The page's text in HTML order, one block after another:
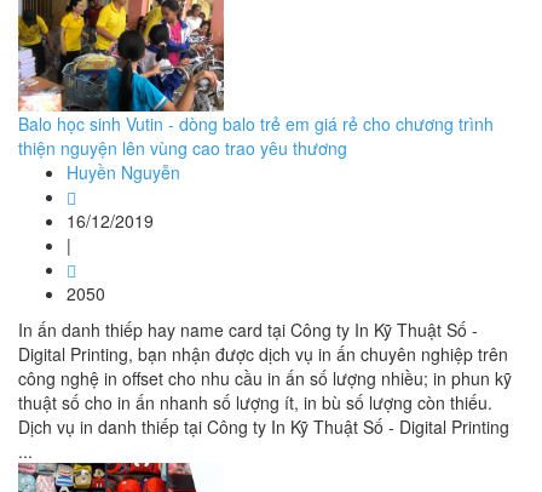
Balo học sinh Vutin - dòng balo trẻ em giá rẻ cho chương trình
thiện nguyện lên vùng cao trao yêu thương
Huyền Nguyễn
16/12/2019
|
2050
In ấn danh thiếp hay name card tại Công ty In Kỹ Thuật Số -
Digital Printing, bạn nhận được dịch vụ in ấn chuyên nghiệp trên
công nghệ in offset cho nhu cầu in ấn số lượng nhiều; in phun kỹ
thuật số cho in ấn nhanh số lượng ít, in bù số lượng còn thiếu.
Dịch vụ in danh thiếp tại Công ty In Kỹ Thuật Số - Digital Printing
...